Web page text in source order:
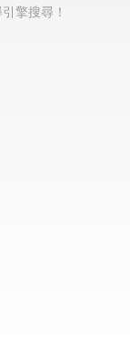
擎搜尋！